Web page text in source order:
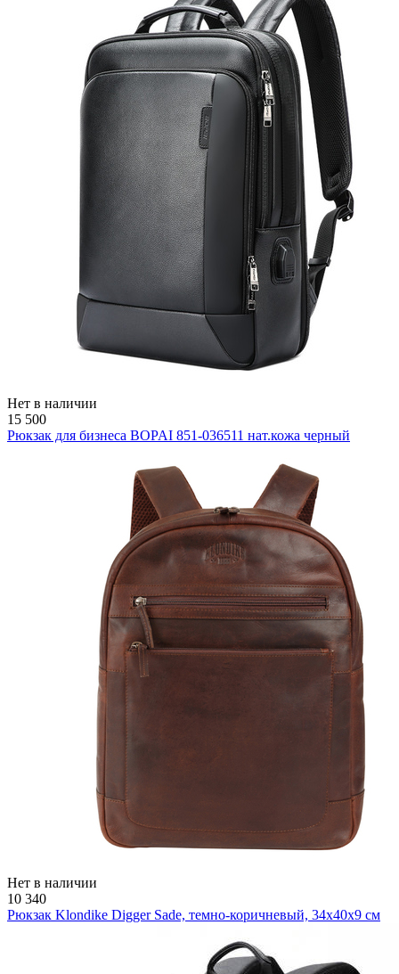
Нет в наличии
15 500
Рюкзак для бизнеса BOPAI 851-036511 нат.кожа черный
Нет в наличии
10 340
Рюкзак Klondike Digger Sade, темно-коричневый, 34x40x9 см